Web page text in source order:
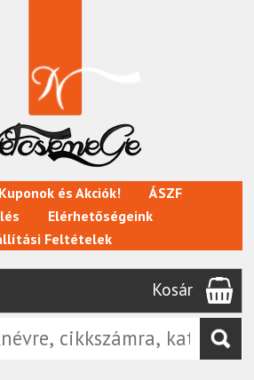
Kuponok és Akciók!
ÁSZF
Elérhetőségeink
Feltételek
Kosár